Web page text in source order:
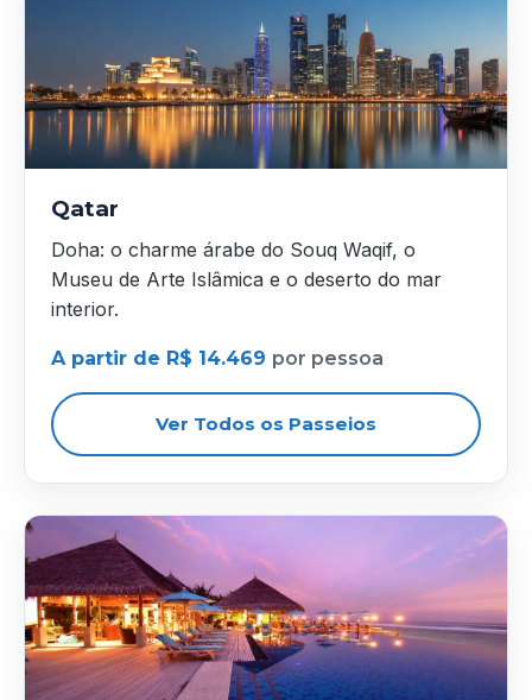
Qatar
Doha: o charme árabe do Souq Waqif, o
Museu de Arte Islâmica e o deserto do mar
interior.
A partir de R$ 14.469 por pessoa
Ver Todos os Passeios